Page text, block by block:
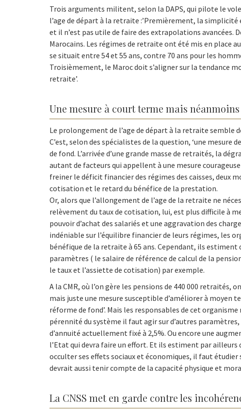
Trois arguments militent, selon la DAPS, qui pilote le
l’age de départ à la retraite :’Premièrement, la
et il n’est pas utile de faire des extrapolations avancées.
Marocains. Les régimes de retraite ont été mis en place
se situait entre 54 et 55 ans, contre 70 ans pour les
Troisièmement, le Maroc doit s’aligner sur la tendance
retraite’.
Une mesure à court terme mais
Le prolongement de l’age de départ à la retraite
C’est, selon des spécialistes de la question, ‘une
de fond. L’arrivée d’une grande masse de retraités, la
autant de facteurs qui appellent à une mesure courageuse
freiner le déficit financier des régimes des caisses, deux
cotisation et le retard du bénéfice de la prestation.
Or, alors que l’allongement de l’age de la retraite ne
relèvement du taux de cotisation, lui, est plus difficile à
pouvoir d’achat des salariés et une aggravation des
indéniable sur l’équilibre financier de leurs régimes, les
bénéfique de la retraite à 65 ans. Cependant, ils
paramètres ( le salaire de référence de calcul de la
le taux et l’assiette de cotisation) par exemple.
A la CMR, où l’on gère les pensions de 440 000 retraités,
mais juste une mesure susceptible d’améliorer à
réforme de fond’. Mais les responsables de cet
pérennité du système il faut agir sur d’autres
d’annuité actuellement fixé à 2,5%. Ou encore une
l’Etat qui devra faire un effort. Et ils estiment par ailleurs
occulter ses effets sociaux et économiques, il faut étudier
devrait aussi tenir compte de la capacité physique et
La CNSS met en garde contre les